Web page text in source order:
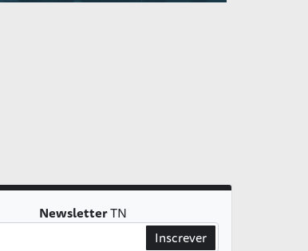
NewsletterTN
Inscrever